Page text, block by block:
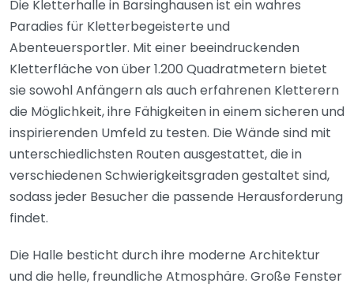
Die Kletterhalle in Barsinghausen ist ein wahres
Paradies für Kletterbegeisterte und
Abenteuersportler. Mit einer beeindruckenden
Kletterfläche von über 1.200 Quadratmetern bietet
sie sowohl Anfängern als auch erfahrenen Kletterern
die Möglichkeit, ihre Fähigkeiten in einem sicheren und
inspirierenden Umfeld zu testen. Die Wände sind mit
unterschiedlichsten Routen ausgestattet, die in
verschiedenen Schwierigkeitsgraden gestaltet sind,
sodass jeder Besucher die passende Herausforderung
findet.
Die Halle besticht durch ihre moderne Architektur
und die helle, freundliche Atmosphäre. Große Fenster